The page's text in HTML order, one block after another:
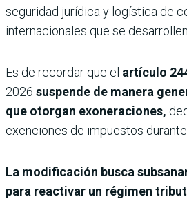
seguridad jurídica y logística de
internacionales que se
Es de recordar que el artículo
2026 suspende de manera
que otorgan exoneraciones,
exenciones de impuestos durante
La modificación busca
para reactivar un régimen